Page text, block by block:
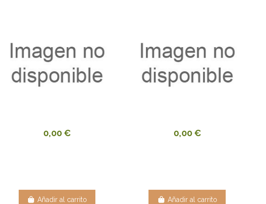
0,00 €
Añadir al carrito
0,00 €
Añadir al carrito